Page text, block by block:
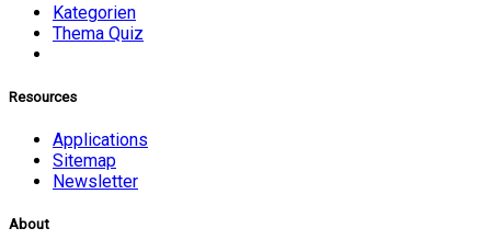
Kategorien
Thema Quiz
Resources
Applications
Sitemap
Newsletter
About